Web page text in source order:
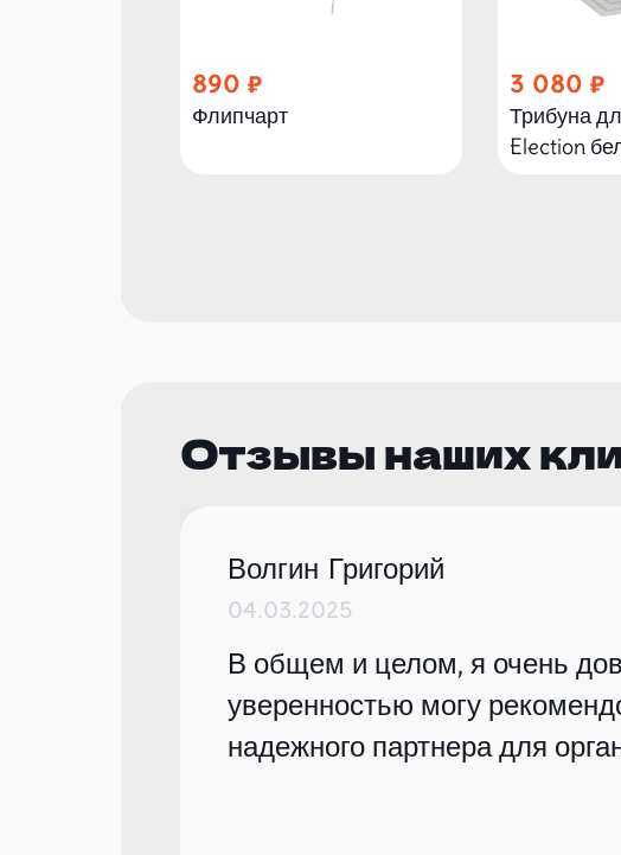
890
Флипчарт
3 080
Трибуна
Election
Отзывы наших
Волгин Григорий
04.03.2025
В общем и целом, я очень
уверенностью могу
надежного партнера для